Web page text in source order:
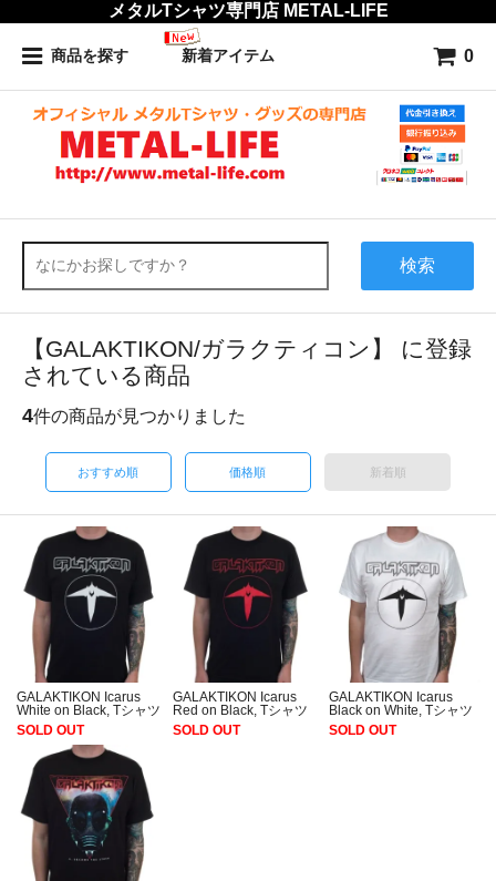
メタルTシャツ専門店 METAL-LIFE
商品を探す 新着アイテム 0
検索
【GALAKTIKON/ガラクティコン】 に登録
されている商品
4件の商品が見つかりました
おすすめ順 価格順 新着順
GALAKTIKON Icarus
White on Black, Tシャツ
SOLD OUT
GALAKTIKON Icarus
Red on Black, Tシャツ
SOLD OUT
GALAKTIKON Icarus
Black on White, Tシャツ
SOLD OUT